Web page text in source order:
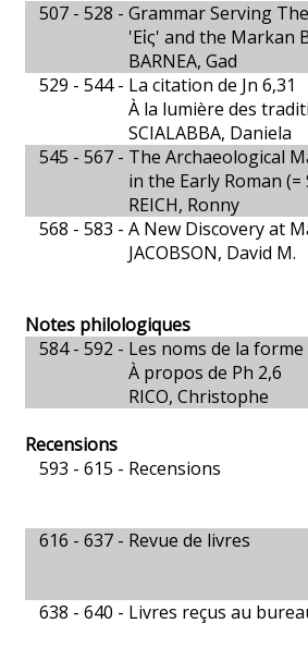
507 - 528 - Grammar Serving
'Εἰς' and the Markan
BARNEA, Gad
529 - 544 - La citation de Jn 6,31
À la lumière des
SCIALABBA, Daniela
545 - 567 - The Archaeological
in the Early Roman
REICH, Ronny
568 - 583 - A New Discovery at
JACOBSON, David M.
Notes philologiques
584 - 592 - Les noms de la
À propos de Ph 2,6
RICO, Christophe
Recensions
593 - 615 - Recensions
616 - 637 - Revue de livres
638 - 640 - Livres reçus au